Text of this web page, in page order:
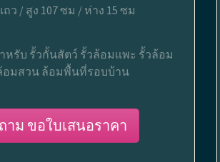
ถว / สูง 107 ซม / ห่าง 15 ซม
หรับ รั้วกั้นสัตว์ รั้วล้อมแพะ รั้วล้อม
อมสวน ล้อมพื้นที่รอบบ้าน
าม ขอใบเสนอราคา